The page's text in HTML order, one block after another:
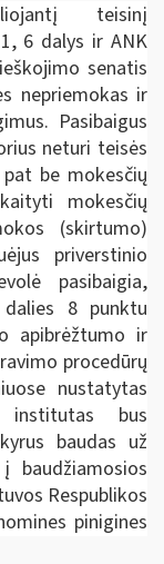
teisinį
6 dalys ir ANK
senatis
nepriemokas ir
Pasibaigus
neturi teisės
be mokesčių
mokesčių
(skirtumo)
priverstinio
pasibaigia,
8 punktu
apibrėžtumo ir
procedūrų
nustatytas
institutas bus
baudas už
baudžiamosios
Respublikos
pinigines